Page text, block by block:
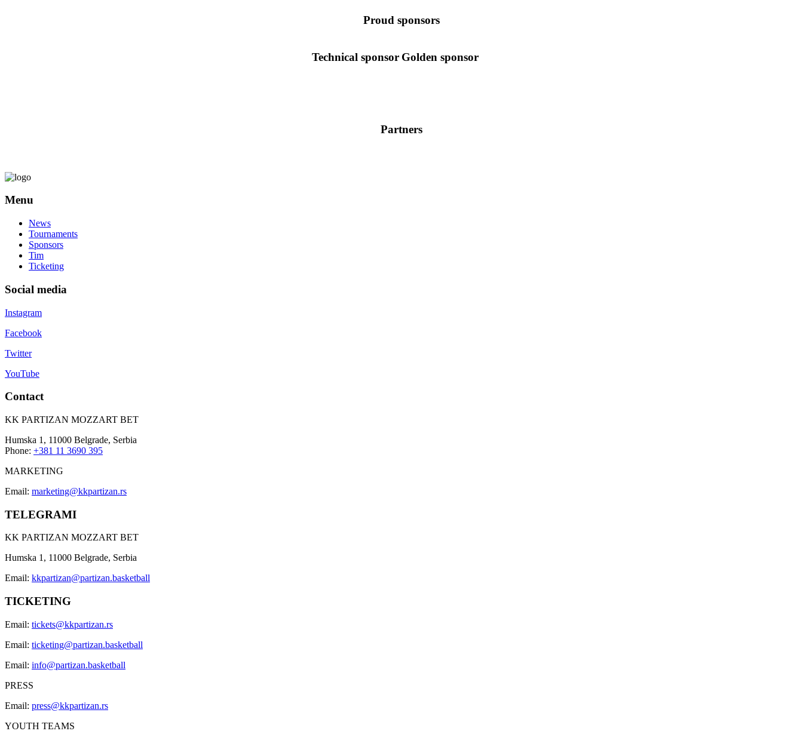
Proud sponsors
Technical sponsor Golden sponsor
Partners
Menu
News
Tournaments
Sponsors
Tim
Ticketing
Social media
Instagram
Facebook
Twitter
YouTube
Contact
KK PARTIZAN MOZZART BET
Humska 1, 11000 Belgrade, Serbia
Phone: +381 11 3690 395
MARKETING
Email: marketing@kkpartizan.rs
TELEGRAMI
KK PARTIZAN MOZZART BET
Humska 1, 11000 Belgrade, Serbia
Email: kkpartizan@partizan.basketball
TICKETING
Email: tickets@kkpartizan.rs
Email: ticketing@partizan.basketball
Email: info@partizan.basketball
PRESS
Email: press@kkpartizan.rs
YOUTH TEAMS